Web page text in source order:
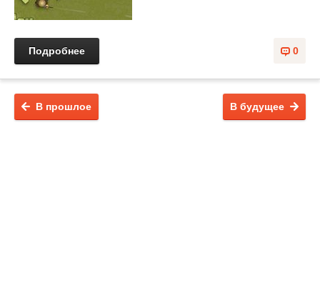
0
Подробнее
В будущее
В прошлое